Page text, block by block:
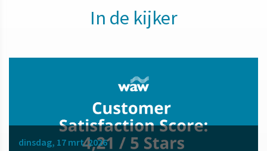
In de kijker
dinsdag, 17 mrt. 2026